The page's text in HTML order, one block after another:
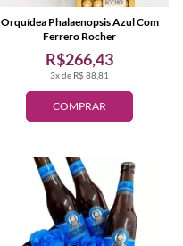
COMPRAR
3x de R$ 88,81
R$266,43
Orquídea Phalaenopsis Azul Com
Ferrero Rocher